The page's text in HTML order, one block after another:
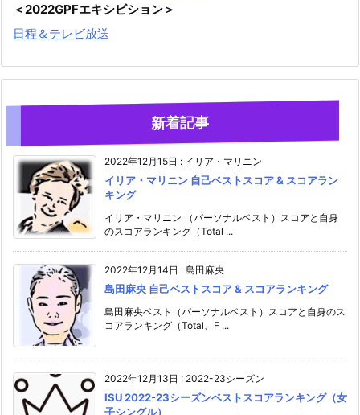
＜2022GPFエキシビション＞
日程＆テレビ放送
新着記事
2022年12月15日 : イリア・マリニン
イリア・マリニン 自己ベストスコア & スコアラン
キング
イリア・マリニン （パーソナルベスト）スコアと自身
のスコアランキング（Total ...
2022年12月14日 : 島田麻央
島田麻央 自己ベストスコア & スコアランキング
島田麻央ベスト（パーソナルベスト）スコアと自身のス
コアランキング（Total、F ...
2022年12月13日 : 2022-23シーズン
ISU 2022-23シーズンベストスコアランキング（女
子シングル）